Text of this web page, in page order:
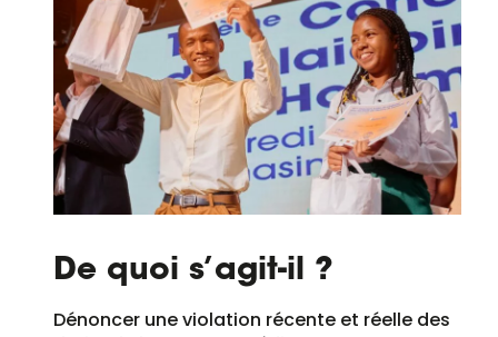
De quoi s’agit-il ?
Dénoncer une violation récente et réelle des